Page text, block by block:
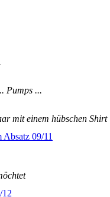
Pumps ...
mit einem hübschen Shirt
09/11
12